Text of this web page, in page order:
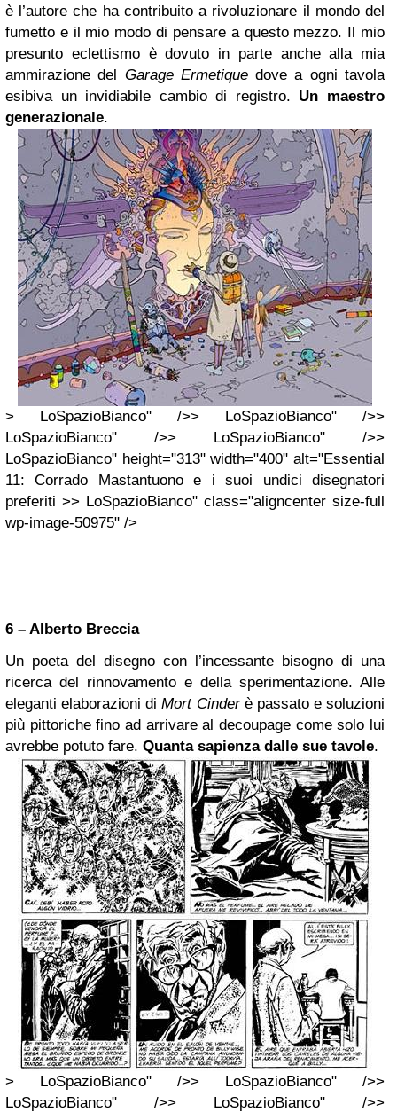
è l’autore che ha contribuito a rivoluzionare il mondo del
fumetto e il mio modo di pensare a questo mezzo. Il mio
presunto eclettismo è dovuto in parte anche alla mia
ammirazione del Garage Ermetiquedove a ogni tavola
esibiva un invidiabile cambio di registro. Un maestro
generazionale.
> LoSpazioBianco" />> LoSpazioBianco" />>
LoSpazioBianco" />> LoSpazioBianco" />>
LoSpazioBianco" height="313" width="400" alt="Essential
11: Corrado Mastantuono e i suoi undici disegnatori
preferiti >> LoSpazioBianco" class="aligncenter size-full
wp-image-50975" />
6 – Alberto Breccia
Un poeta del disegno con l’incessante bisogno di una
ricerca del rinnovamento e della sperimentazione. Alle
eleganti elaborazioni diMort Cinderè passato e soluzioni
più pittoriche fino ad arrivare al decoupage come solo lui
avrebbe potuto fare. Quanta sapienza dalle sue tavole.
> LoSpazioBianco" />> LoSpazioBianco" />>
LoSpazioBianco" />> LoSpazioBianco" />>